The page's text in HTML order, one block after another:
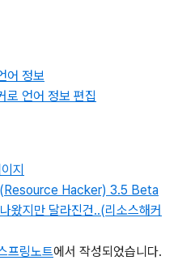
어 정보
로 언어 정보 편집
지
Hacker) 3.5 Beta
왔지만 달라진건..(리소스해커
프링노트에서 작성되었습니다.